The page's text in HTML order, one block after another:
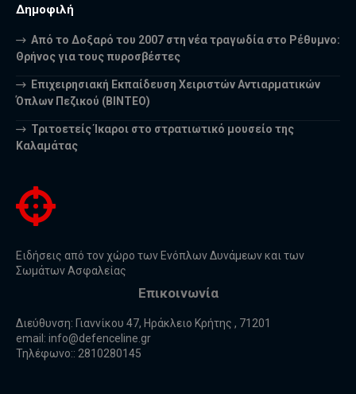
Δημοφιλή
Από το Δοξαρό του 2007 στη νέα τραγωδία στο Ρέθυμνο:
Θρήνος για τους πυροσβέστες
Επιχειρησιακή Εκπαίδευση Χειριστών Αντιαρματικών
Όπλων Πεζικού (ΒΙΝΤΕΟ)
Τριτοετείς Ίκαροι στο στρατιωτικό μουσείο της
Καλαμάτας
Ειδήσεις από τον χώρο των Ενόπλων Δυνάμεων και των
Σωμάτων Ασφαλείας
Επικοινωνία
Διεύθυνση: Γιαννίκου 47, Ηράκλειο Κρήτης , 71201
email: info@defenceline.gr
Τηλέφωνο:: 2810280145